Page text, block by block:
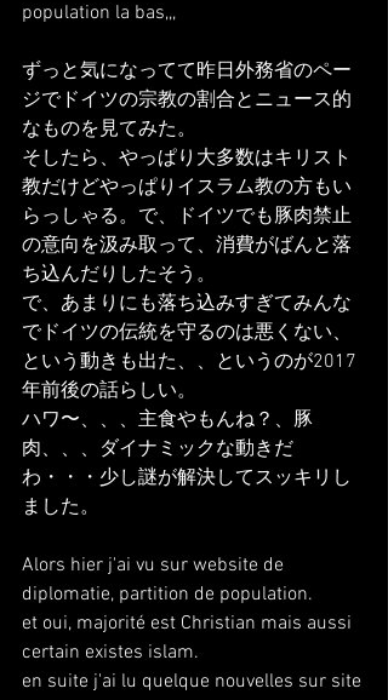
population la bas,,,
ずっと気になってて昨日外務省のペー
ジでドイツの宗教の割合とニュース的
なものを見てみた。
そしたら、やっぱり大多数はキリスト
教だけどやっぱりイスラム教の方もい
らっしゃる。で、ドイツでも豚肉禁止
の意向を汲み取って、消費がばんと落
ち込んだりしたそう。
で、あまりにも落ち込みすぎてみんな
でドイツの伝統を守るのは悪くない、
という動きも出た、、というのが2017
年前後の話らしい。
ハワ〜、、、主食やもんね？、豚
肉、、、ダイナミックな動きだ
わ・・・少し謎が解決してスッキリし
ました。
Alors hier j'ai vu sur website de
diplomatie, partition de population.
et oui, majorité est Christian mais aussi
certain existes islam.
en suite j'ai lu quelque nouvelles sur site